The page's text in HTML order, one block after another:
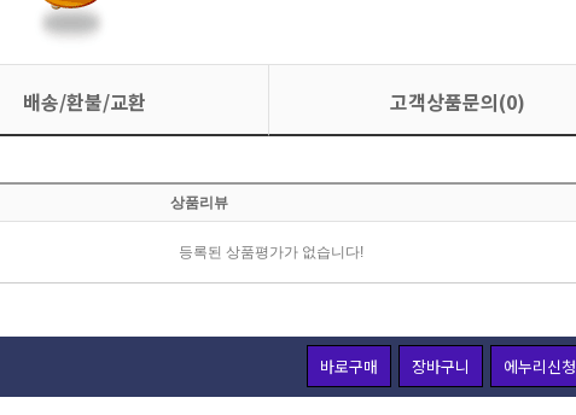
배송/환불/교환 고객상품문의(0)
바로구매 장바구니 에누리신청